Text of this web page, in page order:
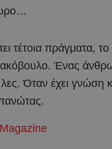
τέτοια πράγματα,
Ένας
Όταν έχει γνώση